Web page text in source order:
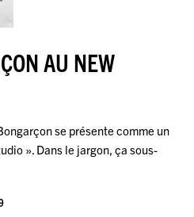
AU NEW
se présente comme un
». Dans le jargon, ça sous-